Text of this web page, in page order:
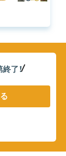
終了！